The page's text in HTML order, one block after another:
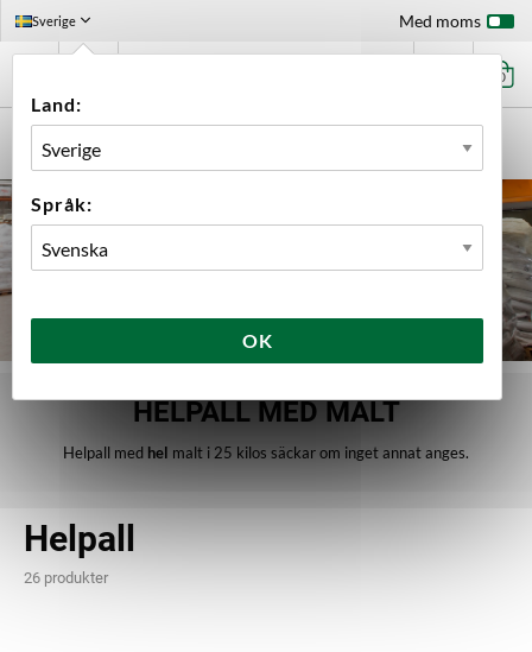
Sverige
Land:
Språk:
OK
Med moms
0
HELPALL MED MALT
Helpall med hel malt i 25 kilos säckar om inget annat anges.
Helpall
26 produkter